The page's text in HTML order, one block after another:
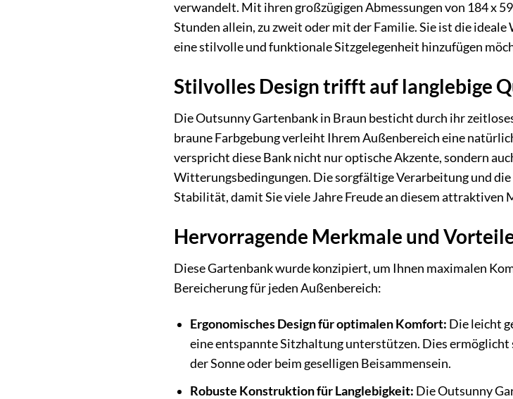
verwandelt. Mit ihren großzügigen Abmessungen von 184 x
Stunden allein, zu zweit oder mit der Familie. Sie ist die
eine stilvolle und funktionale Sitzgelegenheit hinzufügen
Stilvolles Design trifft auf langlebige
Die Outsunny Gartenbank in Braun besticht durch ihr
braune Farbgebung verleiht Ihrem Außenbereich eine
verspricht diese Bank nicht nur optische Akzente, sondern
Witterungsbedingungen. Die sorgfältige Verarbeitung und
Stabilität, damit Sie viele Jahre Freude an diesem attraktiven
Hervorragende Merkmale und
Diese Gartenbank wurde konzipiert, um Ihnen maximalen
Bereicherung für jeden Außenbereich:
Ergonomisches Design für optimalen Komfort: Die leicht
eine entspannte Sitzhaltung unterstützen. Dies ermöglicht
der Sonne oder beim geselligen Beisammensein.
Robuste Konstruktion für Langlebigkeit: Die Outsunny